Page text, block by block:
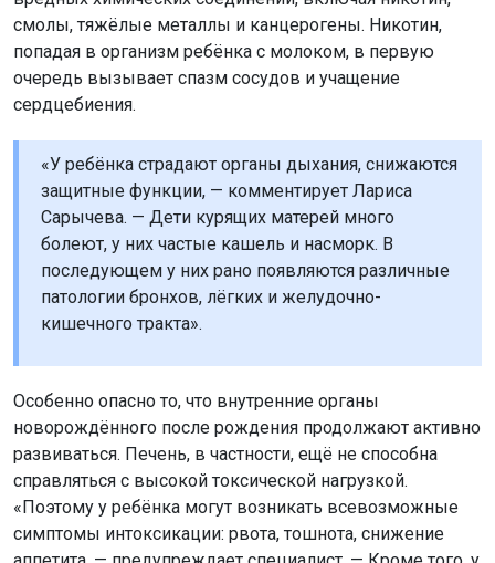
«У ребёнка страдают органы дыхания, снижаются
защитные функции, — комментирует Лариса
Сарычева. — Дети курящих матерей много
болеют, у них частые кашель и насморк. В
последующем у них рано появляются различные
патологии бронхов, лёгких и желудочно-
кишечного тракта».
Особенно опасно то, что внутренние органы
новорождённого после рождения продолжают активно
развиваться. Печень, в частности, ещё не способна
симптомы интоксикации: рвота, тошнота, снижение
аппетита, — предупреждает специалист. — Кроме того, у
детей курящих матерей выше риск синдрома
внезапной детской смерти (СВДС) и развития
хронических респираторных заболеваний во взрослом
возрасте».